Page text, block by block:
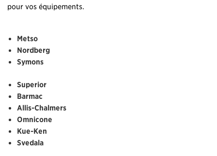
pour vos équipements.
Metso
Nordberg
Symons
Superior
Barmac
Allis-Chalmers
Omnicone
Kue-Ken
Svedala